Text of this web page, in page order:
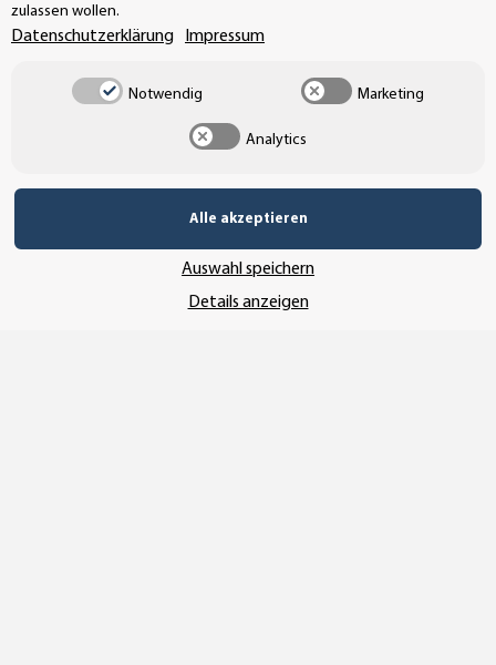
SSL-Verschlüsselung
UNSER VERSANDDIENSTLEISTER
zulassen wollen.
Datenschutzerklärung Impressum
Notwendig Marketing
Analytics
Alle akzeptieren
Auswahl speichern
Details anzeigen